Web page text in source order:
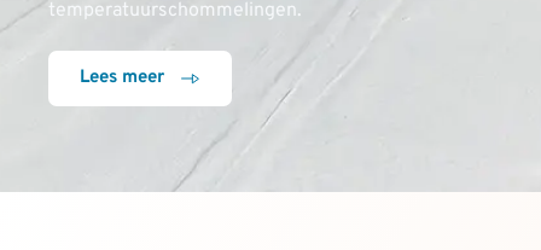
temperatuurschommelingen.
Lees meer